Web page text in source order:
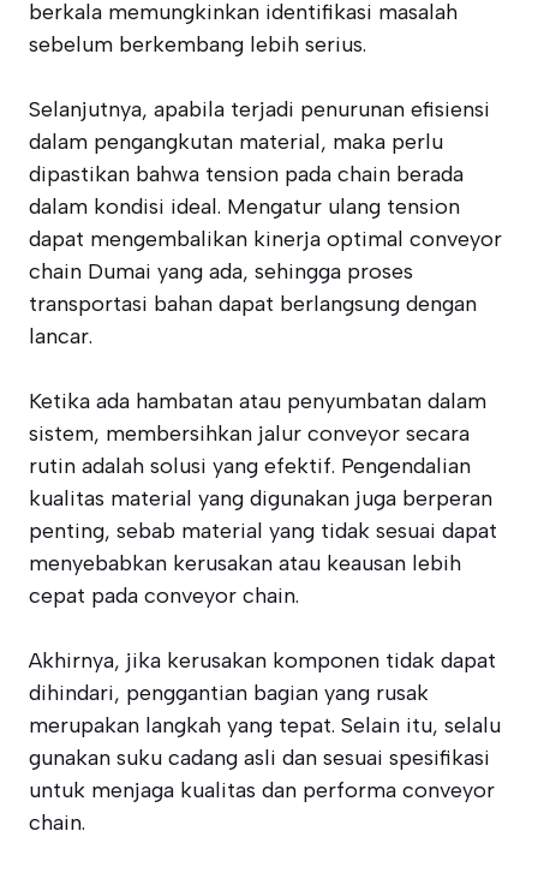
berkala memungkinkan identifikasi masalah
sebelum berkembang lebih serius.
Selanjutnya, apabila terjadi penurunan efisiensi
dalam pengangkutan material, maka perlu
dipastikan bahwa tension pada chain berada
dalam kondisi ideal. Mengatur ulang tension
dapat mengembalikan kinerja optimal conveyor
chain Dumai yang ada, sehingga proses
transportasi bahan dapat berlangsung dengan
lancar.
Ketika ada hambatan atau penyumbatan dalam
sistem, membersihkan jalur conveyor secara
rutin adalah solusi yang efektif. Pengendalian
kualitas material yang digunakan juga berperan
penting, sebab material yang tidak sesuai dapat
menyebabkan kerusakan atau keausan lebih
cepat pada conveyor chain.
Akhirnya, jika kerusakan komponen tidak dapat
dihindari, penggantian bagian yang rusak
merupakan langkah yang tepat. Selain itu, selalu
gunakan suku cadang asli dan sesuai spesifikasi
untuk menjaga kualitas dan performa conveyor
chain.